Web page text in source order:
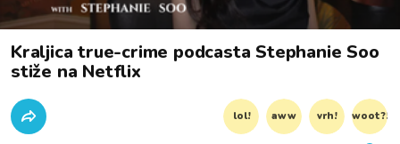
Kraljica true-crime podcasta Stephanie Soo
stiže na Netflix
lol! aww vrh! woot?!